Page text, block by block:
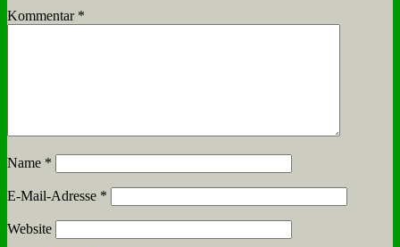
Kommentar *
Name *
E-Mail-Adresse *
Website